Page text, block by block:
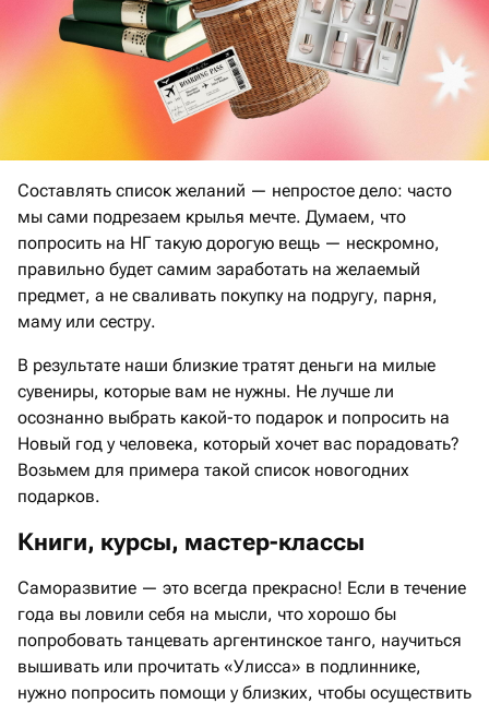
Составлять список желаний — непростое дело: часто
мы сами подрезаем крылья мечте. Думаем, что
попросить на НГ такую дорогую вещь — нескромно,
правильно будет самим заработать на желаемый
предмет, а не сваливать покупку на подругу, парня,
маму или сестру.
В результате наши близкие тратят деньги на милые
сувениры, которые вам не нужны. Не лучше ли
осознанно выбрать какой-то подарок и попросить на
Новый год у человека, который хочет вас порадовать?
Возьмем для примера такой список новогодних
подарков.
Книги, курсы, мастер-классы
Саморазвитие — это всегда прекрасно! Если в течение
года вы ловили себя на мысли, что хорошо бы
попробовать танцевать аргентинское танго, научиться
вышивать или прочитать «Улисса» в подлиннике,
нужно попросить помощи у близких, чтобы осуществить